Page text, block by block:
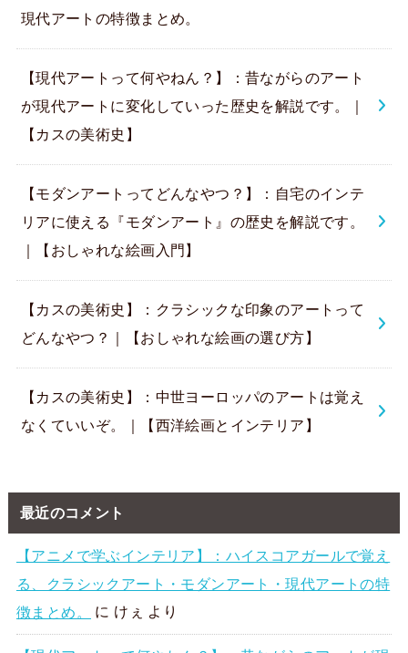
現代アートの特徴まとめ。
【現代アートって何やねん？】：昔ながらのアート
が現代アートに変化していった歴史を解説です。｜
【カスの美術史】
【モダンアートってどんなやつ？】：自宅のインテ
リアに使える『モダンアート』の歴史を解説です。
｜【おしゃれな絵画入門】
【カスの美術史】：クラシックな印象のアートって
どんなやつ？｜【おしゃれな絵画の選び方】
【カスの美術史】：中世ヨーロッパのアートは覚え
なくていいぞ。｜【西洋絵画とインテリア】
最近のコメント
【アニメで学ぶインテリア】：ハイスコアガールで覚え
る、クラシックアート・モダンアート・現代アートの特
徴まとめ。
に けぇ より